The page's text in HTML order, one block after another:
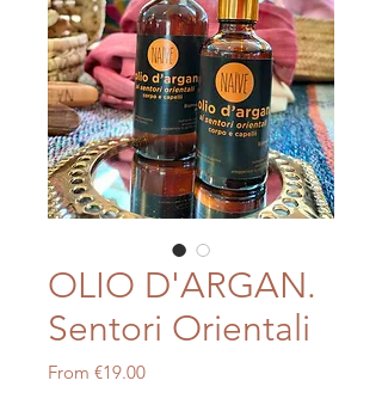
OLIO D'ARGAN.
Sentori Orientali
From €19.00Sale